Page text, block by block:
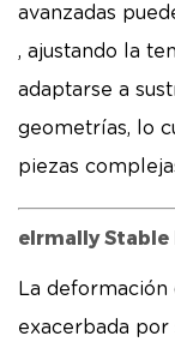
avanzadas
, ajustando la
adaptarse a
geometrías, lo
piezas
elrmally
La
exacerbada por